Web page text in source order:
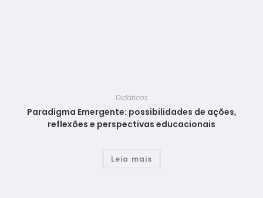
Didáticos
Paradigma Emergente: possibilidades de ações,
reflexões e perspectivas educacionais
Leia mais